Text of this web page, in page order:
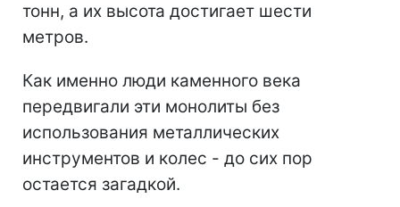
тонн, а их высота достигает шести
метров.
Как именно люди каменного века
передвигали эти монолиты без
использования металлических
инструментов и колес - до сих пор
остается загадкой.